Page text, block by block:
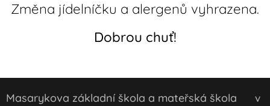
Změna jídelníčku a alergenů vyhrazena.
Dobrou chuť!
Masarykova základní škola a mateřská škola v